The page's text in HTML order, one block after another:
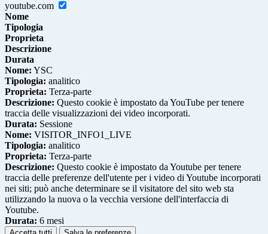
youtube.com
Nome
Tipologia
Proprieta
Descrizione
Durata
Nome: YSC
Tipologia: analitico
Proprieta: Terza-parte
Descrizione: Questo cookie è impostato da YouTube per tenere
traccia delle visualizzazioni dei video incorporati.
Durata: Sessione
Nome: VISITOR_INFO1_LIVE
Tipologia: analitico
Proprieta: Terza-parte
Descrizione: Questo cookie è impostato da Youtube per tenere
traccia delle preferenze dell'utente per i video di Youtube incorporati
nei siti; può anche determinare se il visitatore del sito web sta
utilizzando la nuova o la vecchia versione dell'interfaccia di
Youtube.
Durata: 6 mesi